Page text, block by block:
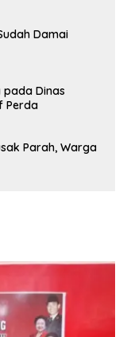
Damai
pada Dinas
Perda
Parah, Warga